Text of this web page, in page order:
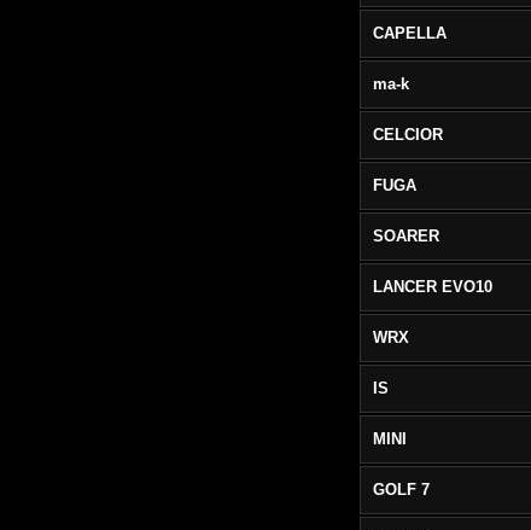
CAPELLA
ma-k
CELCIOR
FUGA
SOARER
LANCER EVO10
WRX
IS
MINI
GOLF 7